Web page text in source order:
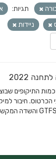
תגיות:
ניידות
2022
התיקופים
חיבור